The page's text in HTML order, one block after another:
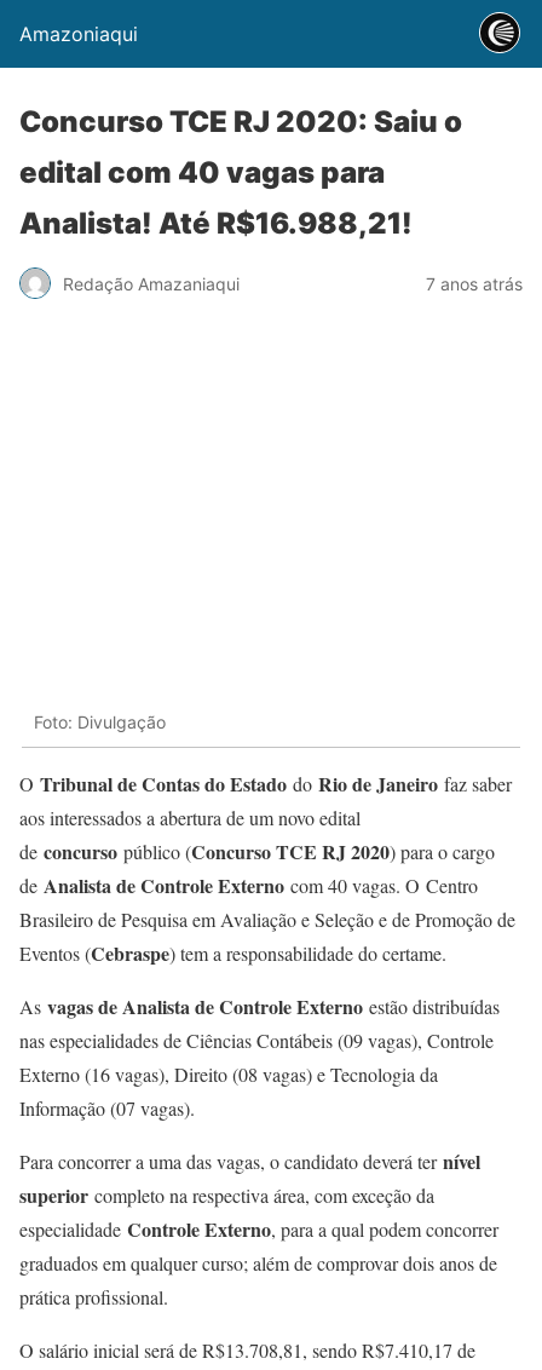
Amazoniaqui
Concurso TCE RJ 2020: Saiu o
edital com 40 vagas para
Analista! Até R$16.988,21!
Redação Amazaniaqui 7 anos atrás
Foto: Divulgação
O Tribunal de Contas do Estado do Rio de Janeiro faz saber
aos interessados a abertura de um novo edital
de concurso público (Concurso TCE RJ 2020) para o cargo
de Analista de Controle Externo com 40 vagas. O Centro
Brasileiro de Pesquisa em Avaliação e Seleção e de Promoção de
Eventos (Cebraspe) tem a responsabilidade do certame.
As vagas de Analista de Controle Externo estão distribuídas
nas especialidades de Ciências Contábeis (09 vagas), Controle
Externo (16 vagas), Direito (08 vagas) e Tecnologia da
Informação (07 vagas).
Para concorrer a uma das vagas, o candidato deverá ternível
superior completo na respectiva área, com exceção da
especialidade Controle Externo, para a qual podem concorrer
graduados em qualquer curso; além de comprovar dois anos de
prática profissional.
O salário inicial será de R$13.708,81, sendo R$7.410,17 de